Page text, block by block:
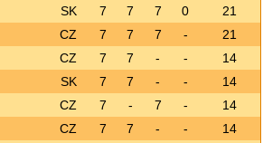
SK 7 7 7 0
21
CZ 7 7 7 -
21
CZ 7 7 - -
14
SK 7 7 - -
14
CZ 7 - 7 -
14
CZ 7 7 - -
14